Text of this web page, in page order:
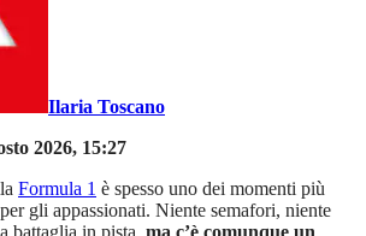
Ilaria Toscano
2026, 15:27
Formula 1 è spesso uno dei momenti più
gli appassionati. Niente semafori, niente